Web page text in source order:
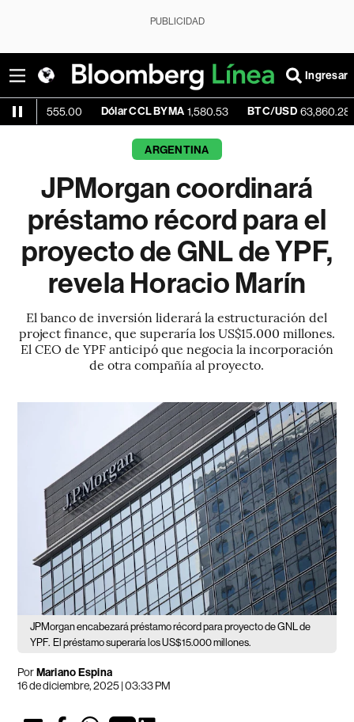
PUBLICIDAD
Ingresar
Dólar CCL BYMA 1,580.53 BTC/USD 63,860.28 +0.68%
ARGENTINA
JPMorgan coordinará
préstamo récord para el
proyecto de GNL de YPF,
revela Horacio Marín
El banco de inversión liderará la estructuración del
project finance, que superaría los US$15.000 millones.
El CEO de YPF anticipó que negocia la incorporación
de otra compañía al proyecto.
JPMorgan encabezará préstamo récord para proyecto de GNL de
YPF. El préstamo superaría los US$15.000 millones.
PorMariano Espina
16 de diciembre, 2025 | 03:33 PM